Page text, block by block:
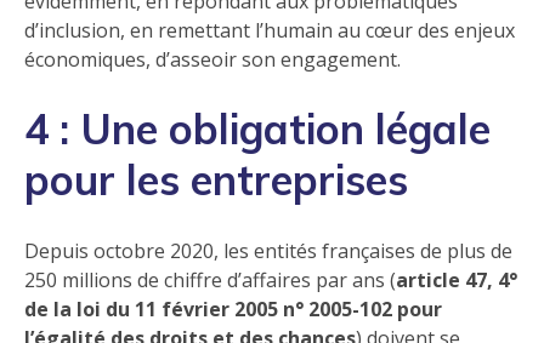
d’inclusion, en remettant l’humain au cœur des enjeux
économiques, d’asseoir son engagement.
4 : Une obligation légale
pour les entreprises
Depuis octobre 2020, les entités françaises de plus de
250 millions de chiffre d’affaires par ans (article 47, 4°
de la loi du 11 février 2005 n° 2005-102 pour